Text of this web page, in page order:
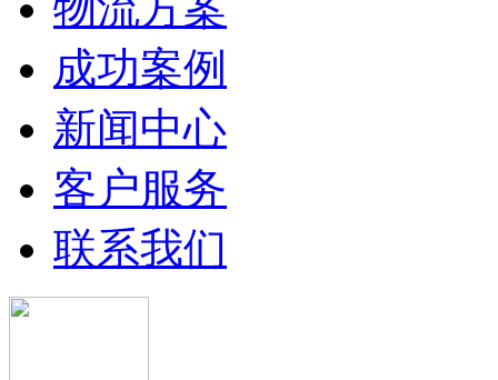
成功案例
新闻中心
客户服务
联系我们